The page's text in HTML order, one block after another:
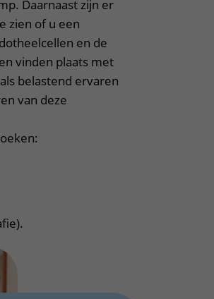
Daarnaast zijn er
zien of u een
en de
vinden plaats met
belastend ervaren
van deze